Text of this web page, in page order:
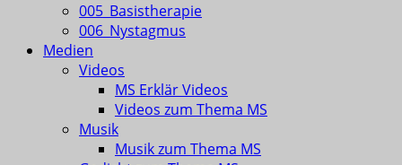
005_Basistherapie
006_Nystagmus
Medien
Videos
MS Erklär Videos
Videos zum Thema MS
Musik
Musik zum Thema MS